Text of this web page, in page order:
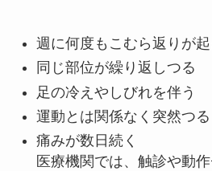
週に何度もこむら返りが
同じ部位が繰り返しつる
足の冷えやしびれを伴う
運動とは関係なく突然つる
痛みが数日続く
医療機関では、触診や動